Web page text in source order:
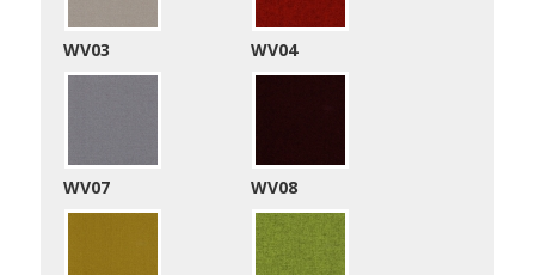
WV03 WV04
WV07 WV08